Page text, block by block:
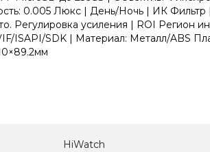
0.005 Люкс | День/Ночь | ИК
Регулировка усиления | ROI Регион
ISAPI/SDK | Материал: Металл/ABS
HiWatch